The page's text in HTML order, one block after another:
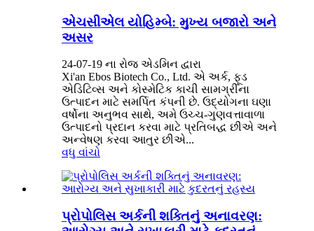
એચસીએલ યોહિમ્બે: મુખ્ય બજારો અને
અસર
24-07-19 ના રોજ એડમિન દ્વારા
Xi'an Ebos Biotech Co., Ltd. એ અર્ક, ફૂડ
એડિટિવ્સ અને કોસ્મેટિક કાચી સામગ્રીના
ઉત્પાદન માટે સમર્પિત કંપની છે. ઉદ્યોગના ઘણા
વર્ષોના અનુભવ સાથે, અમે ઉચ્ચ-ગુણવત્તાવાળા
ઉત્પાદનો પ્રદાન કરવા માટે પ્રતિબદ્ધ છીએ અને
અન્વેષણ કરવા આતુર છીએ...
વધુ વાંચો
પ્રોપોલિસ અર્કની શક્તિનું અનાવરણ: